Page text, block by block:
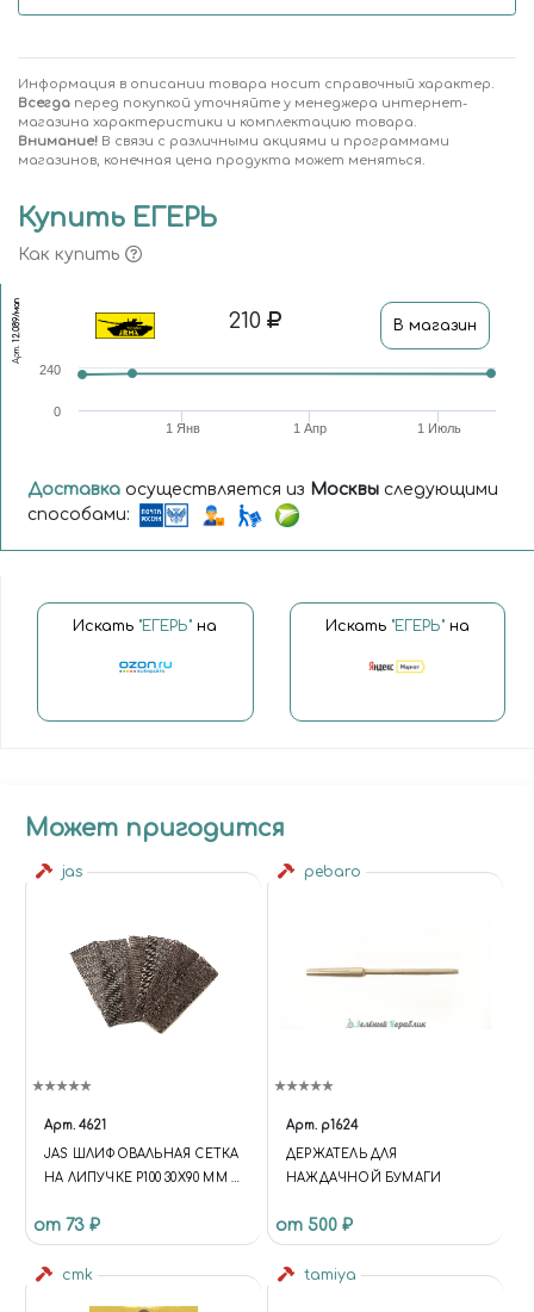
Информация в описании товара носит справочный характер.
Всегда перед покупкой уточняйте у менеджера интернет-
магазина характеристики и комплектацию товара.
Внимание! В связи с различными акциями и программами
магазинов, конечная цена продукта может меняться.
Купить ЕГЕРЬ
Как купить
Арт.
12.089/мап 210 В магазин
1 Янв 1 Апр 1 Июль
0
240
Доставка осуществляется из Москвы следующими
способами:
Искать "ЕГЕРЬ" на Искать "ЕГЕРЬ"на
Может пригодится
jas
Арт. 4621
JAS ШЛИФОВАЛЬНАЯ СЕТКА
НА ЛИПУЧКЕ P100 30X90 ММ 6
от 73 ₽
pebaro
Арт. p1624
ДЕРЖАТЕЛЬ ДЛЯ
НАЖДАЧНОЙ БУМАГИ
от 500 ₽
cmk tamiya